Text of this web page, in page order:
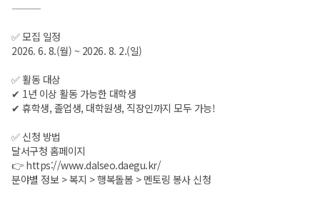
⸻
✅ 모집 일정
2026. 6. 8.(월) ~ 2026. 8. 2.(일)
✅ 활동 대상
✔ 1년 이상 활동 가능한 대학생
✔ 휴학생, 졸업생, 대학원생, 직장인까지 모두 가능!
✅ 신청 방법
달서구청 홈페이지
👉 https://www.dalseo.daegu.kr/
분야별 정보 > 복지 > 행복돌봄 > 멘토링 봉사 신청